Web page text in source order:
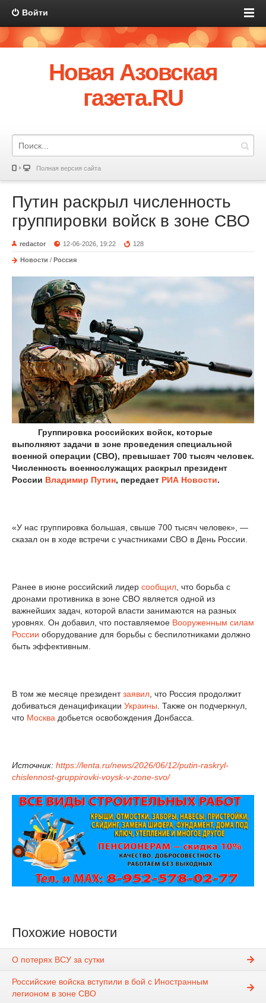
Войти
Новая Азовская
газета.RU
Полная версия сайта
Путин раскрыл численность
группировки войск в зоне СВО
redactor 12-06-2026, 19:22 128
Новости / Россия
Группировка российских войск, которые
выполняют задачи в зоне проведения специальной
военной операции (СВО), превышает 700 тысяч человек.
Численность военнослужащих раскрыл президент
России Владимир Путин, передает РИА Новости.
«У нас группировка большая, свыше 700 тысяч человек», —
сказал он в ходе встречи с участниками СВО в День России.
Ранее в июне российский лидер сообщил , что борьба с
дронами противника в зоне СВО является одной из
важнейших задач, которой власти занимаются на разных
уровнях. Он добавил, что поставляемое Вооруженным силам
России оборудование для борьбы с беспилотниками должно
быть эффективным.
В том же месяце президентзаявил , что Россия продолжит
добиваться денацификации Украины . Также он подчеркнул,
что Москва добьется освобождения Донбасса.
Источник: https://lenta.ru/news/2026/06/12/putin-raskryl-
chislennost-gruppirovki-voysk-v-zone-svo/
Похожие новости
О потерях ВСУ за сутки
Российские войска вступили в бой с Иностранным
легионом в зоне СВО